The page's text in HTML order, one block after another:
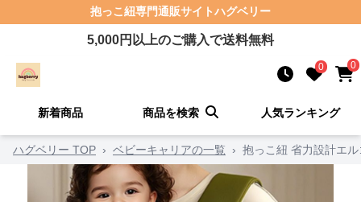
抱っこ紐専門通販サイトハグベリー
5,000円以上のご購入で送料無料
0 0
新着商品 商品を検索 人気ランキング
ハグベリー TOP › ベビーキャリアの一覧 › 抱っこ紐 省力設計エ